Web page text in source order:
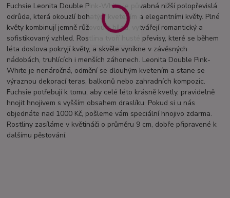
Fuchsie Leonita Double Pink-White je půvabná nižší polopřevislá
odrůda, která okouzlí bohatým kvetením a elegantními květy. Plné
květy kombinují jemně růžovou s bílou, vytvářejí romantický a
sofistikovaný vzhled. Rostlina tvoří husté převisy, které se během
léta doslova pokryjí květy, a skvěle vynikne v závěsných
nádobách, truhlících i menších záhonech. Leonita Double Pink-
White je nenáročná, odmění se dlouhým kvetením a stane se
výraznou dekorací teras, balkonů nebo zahradních kompozic.
Fuchsie potřebují k tomu, aby celé léto krásně kvetly, pravidelně
hnojit hnojivem s vyšším obsahem draslíku. Pokud si u nás
objednáte nad 1000 Kč, pošleme vám speciální hnojivo zdarma.
Rostliny zasíláme v květináči o průměru 9 cm, dobře připravené k
dalšímu pěstování.